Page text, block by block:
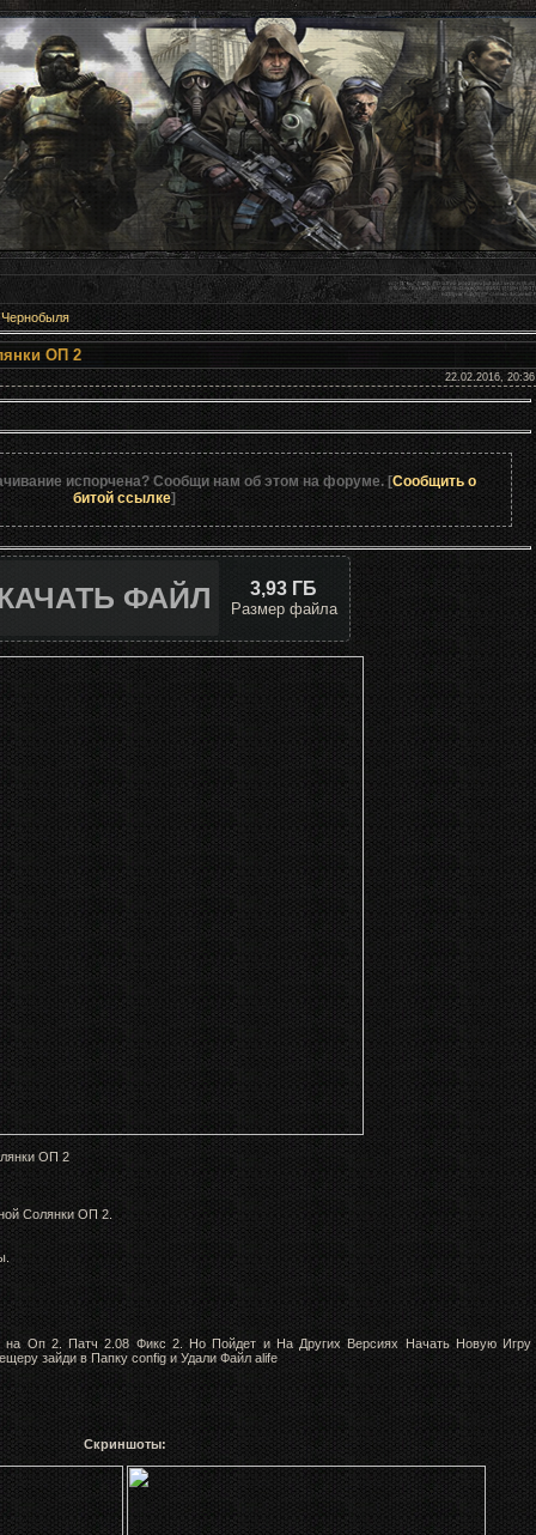
Народной Солянки ОП 2
22.02.2016, 20:36
испорчена? Сообщи нам об этом на форуме. [Сообщить о
битой ссылке]
ФАЙЛ 3,93 ГБ
Размер файла
ОП 2
Солянки ОП 2.
на Оп 2. Патч 2.08 Фикс 2. Но Пойдет и На Других Версиях Начать Новую Игру
зайди в Папку config и Удали Файл alife
Скриншоты: